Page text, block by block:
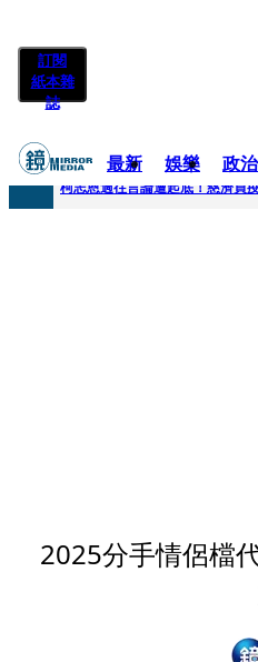
訂閱
紙本雜
誌
最新 娛樂 政
快訊
2025分手情侶檔